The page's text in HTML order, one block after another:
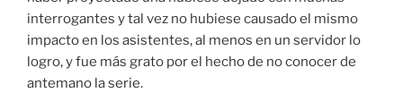
interrogantes y tal vez no hubiese causado el mismo
impacto en los asistentes, al menos en un servidor lo
logro, y fue más grato por el hecho de no conocer de
antemano la serie.